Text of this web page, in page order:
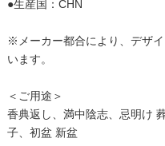
●生産国：CHN
※メーカー都合により、デザ
います。
＜ご用途＞
香典返し、満中陰志、忌明け
子、初盆 新盆